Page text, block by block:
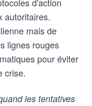
autoritaires.
mais de
lignes rouges
pour éviter
crise.
les tentatives